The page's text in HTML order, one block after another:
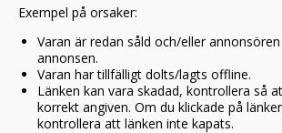
Exempel på orsaker:
Varan är redan såld och/eller
annonsen.
Varan har tillfälligt dolts/lagts offline.
Länken kan vara skadad, kontrollera så
korrekt angiven. Om du klickade på
kontrollera att länken inte kapats.